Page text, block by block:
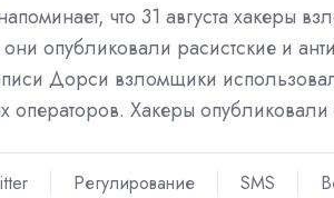
что 31 августа хакеры
опубликовали расистские и
Дорси взломщики
операторов. Хакеры
Регулирование SMS